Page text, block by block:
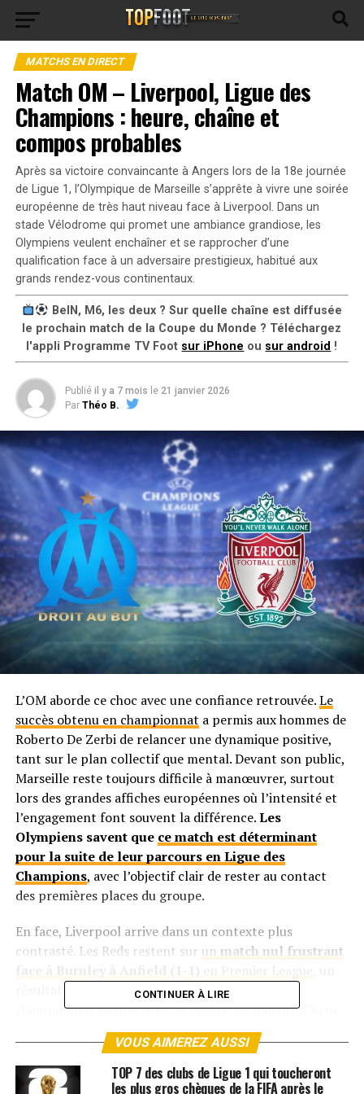
MATCHS EN DIRECT
Match OM – Liverpool, Ligue des
Champions : heure, chaîne et
compos probables
Après sa victoire convaincante à Angers lors de la 18e journée
de Ligue 1, l’Olympique de Marseille s’apprête à vivre une soirée
européenne de très haut niveau face à Liverpool. Dans un
stade Vélodrome qui promet une ambiance grandiose, les
Olympiens veulent enchaîner et se rapprocher d’une
qualification face à un adversaire prestigieux, habitué aux
grands rendez-vous continentaux.
BeIN, M6, les deux ? Sur quelle chaîne est diffusée
le prochain match de la Coupe du Monde ? Téléchargez
l'appli Programme TV Foot sur iPhone ou sur android !
Publié il y a 7 mois le 21 janvier 2026
Par Théo B.
L’OM aborde ce choc avec une confiance retrouvée.Le
succès obtenu en championnat a permis aux hommes de
Roberto De Zerbi de relancer une dynamique positive,
tant sur le plan collectif que mental. Devant son public,
Marseille reste toujours difficile à manœuvrer, surtout
lors des grandes affiches européennes où l’intensité et
l’engagement font souvent la différence.Les
Olympiens savent que ce match est déterminant
pour la suite de leur parcours en Ligue des
Champions, avec l’objectif clair de rester au contact
des premières places du groupe.
En face, Liverpool arrive dans un contexte plus
contrasté. Les Reds restent sur un match nul frustrant
résultat qui a laissé des regrets. Quatrièmes du
championnat anglais avec 36 points, les joueurs d’Arne
Slot affichent toutefois une belle régularité sur la durée.
Le club est invaincu toutes compétitions confondues
depuis le 26 novembre, soit une série de douze matchs
consécutifs sans défaite. En Ligue des Champions,
CONTINUER À LIRE
VOUS AIMEREZ AUSSI
TOP 7 des clubs de Ligue 1 qui toucheront
les plus gros chèques de la FIFA après le